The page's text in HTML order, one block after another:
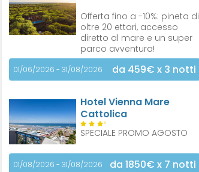
Offerta fino a -10%: pineta di
oltre 20 ettari, accesso
diretto al mare e un super
parco avventura!
01/06/2026 - 31/08/2026 da 459€ x 3 notti
Hotel Vienna Mare
Cattolica
S
SPECIALE PROMO AGOSTO
01/08/2026 - 31/08/2026 da 1850€ x 7 notti